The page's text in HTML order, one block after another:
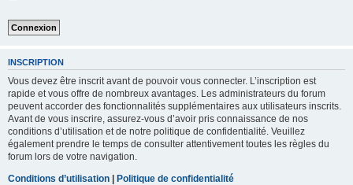
INSCRIPTION
Vous devez être inscrit avant de pouvoir vous connecter. L’inscription est
rapide et vous offre de nombreux avantages. Les administrateurs du forum
peuvent accorder des fonctionnalités supplémentaires aux utilisateurs inscrits.
Avant de vous inscrire, assurez-vous d’avoir pris connaissance de nos
conditions d’utilisation et de notre politique de confidentialité. Veuillez
également prendre le temps de consulter attentivement toutes les règles du
forum lors de votre navigation.
Conditions d’utilisation | Politique de confidentialité